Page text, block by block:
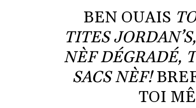
BEN OUAIS
TITES
NÈF DÉGRADÉ,
SACS NÈF!
TOI